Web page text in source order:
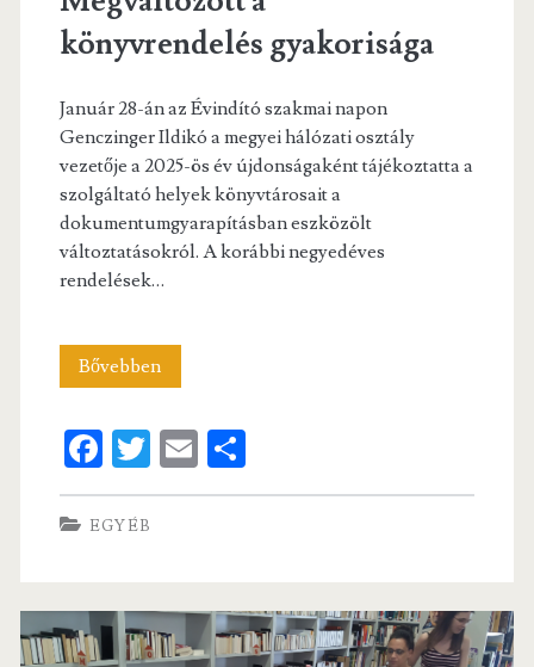
könyvrendelés gyakorisága
Január 28-án az Évindító szakmai napon
Genczinger Ildikó a megyei hálózati osztály
vezetője a 2025-ös év újdonságaként tájékoztatta a
szolgáltató helyek könyvtárosait a
dokumentumgyarapításban eszközölt
változtatásokról. A korábbi negyedéves
rendelések…
BővebbenMegváltozott
könyvrendelés
gyakorisága
Fa
ce
b
o
k
T
w
E
m
S
ha
EGYÉB